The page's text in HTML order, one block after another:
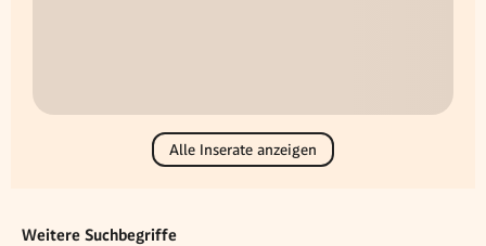
Alle Inserate anzeigen
Weitere Suchbegriffe